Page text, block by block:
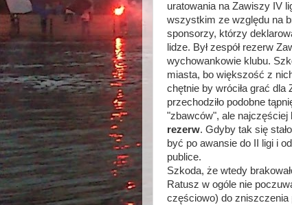
uratowania na Zawiszy IV
wszystkim ze względu na
sponsorzy, którzy
lidze. Był zespół rezerw
wychowankowie klubu.
miasta, bo większość z
chętnie by wróciła grać
przechodziło podobne
"zbawców", ale najczęściej
rezerw. Gdyby tak się
być po awansie do II ligi i
publice.
Szkoda, że wtedy
Ratusz w ogóle nie
częściowo) do zniszczenia